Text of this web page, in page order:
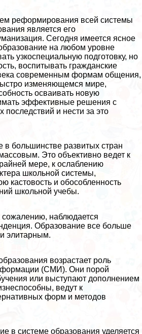
реформирования всей системы
является его
Сегодня имеется ясное
на любом уровне
узкоспециальную подготовку, но
воспитывать гражданские
современным формам общения,
изменяющемся мире,
осваивать новую
эффективные решения с
последствий и нести за это
в большинстве развитых стран
Это объективно ведет к
мере, к ослаблению
школьной системы,
кастовость и обособленность
школьной учебы.
наблюдается
Образование все больше
элитарным.
возрастает роль
(СМИ). Они порой
или выступают дополнением
ведут к
форм и методов
в системе образования уделяется